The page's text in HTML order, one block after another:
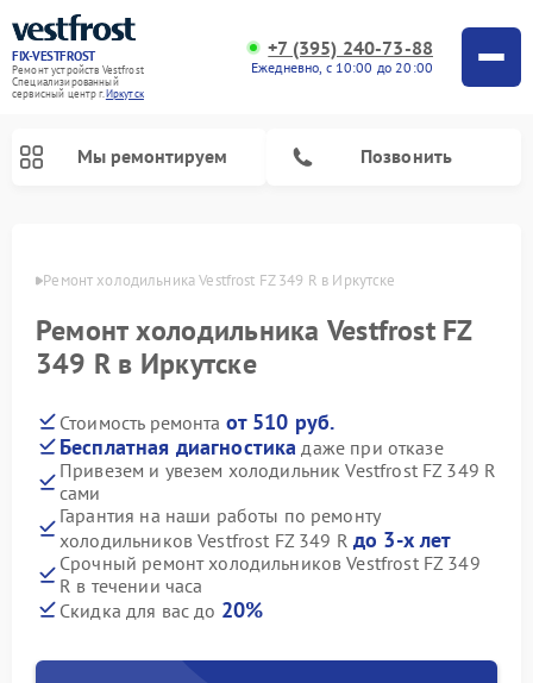
FIX-VESTFROST
Ремонт устройств Vestfrost
Специализированный
cервисный центр г.Иркутск
+7 (395) 240-73-88
Ежедневно, с 10:00 до 20:00
Мы ремонтируем Позвонить
Ремонт холодильника Vestfrost FZ 349 R в Иркутске
Ремонт холодильника Vestfrost FZ
349 R в Иркутске
Стоимость ремонта от 510 руб.
Бесплатная диагностика даже при отказе
Привезем и увезем холодильник Vestfrost FZ 349 R
сами
Гарантия на наши работы по ремонту
холодильников Vestfrost FZ 349 R до 3-х лет
Срочный ремонт холодильников Vestfrost FZ 349
R в течении часа
Скидка для вас до 20%